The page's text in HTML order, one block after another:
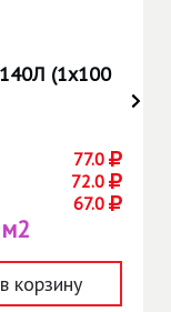
(1х100
77.0
72.0
67.0
в корзину